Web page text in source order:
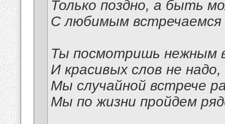
Только поздно, а быть
С любимым встречаемся
Ты посмотришь нежным
И красивых слов не надо,
Мы случайной встрече
Мы по жизни пройдем